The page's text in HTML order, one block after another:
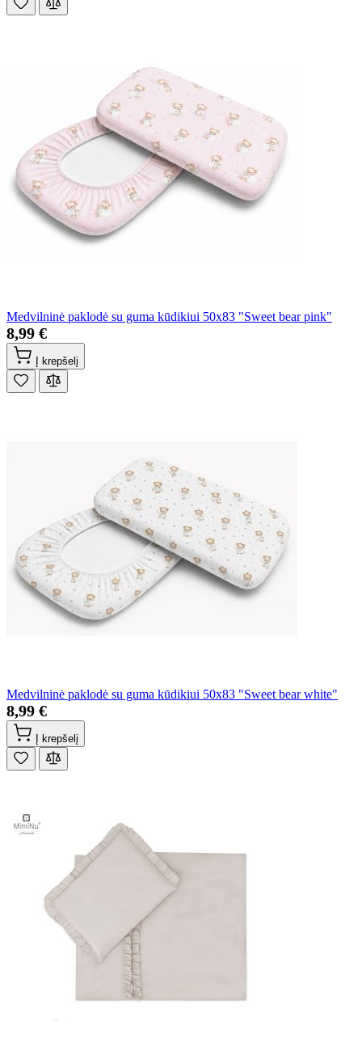
Medvilninė paklodė su guma kūdikiui 50x83 "Sweet bear pink"
8,99 €
Į krepšelį
Medvilninė paklodė su guma kūdikiui 50x83 "Sweet bear white"
8,99 €
Į krepšelį